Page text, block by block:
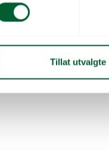
Tillat utvalgte
2/3 –